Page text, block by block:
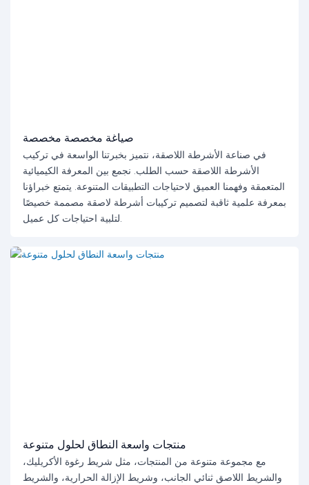
صياغة مخصصة مخصصة
في صناعة الأشرطة اللاصقة، نتميز بخبرتنا الواسعة في تركيب
الأشرطة اللاصقة حسب الطلب. نجمع بين المعرفة الكيميائية
المتعمقة وفهمنا العميق لاحتياجات التطبيقات المتنوعة. يتمتع خبراؤنا
بمعرفة علمية ثاقبة لتصميم تركيبات أشرطة لاصقة مصممة خصيصًا
لتلبية احتياجات كل عميل.
منتجات واسعة النطاق لحلول متنوعة
مع مجموعة متنوعة من المنتجات، مثل شريط رغوة الأكريليك،
والشريط اللاصق ثنائي الجانب، وشريط الإزالة الحرارية، والشريط